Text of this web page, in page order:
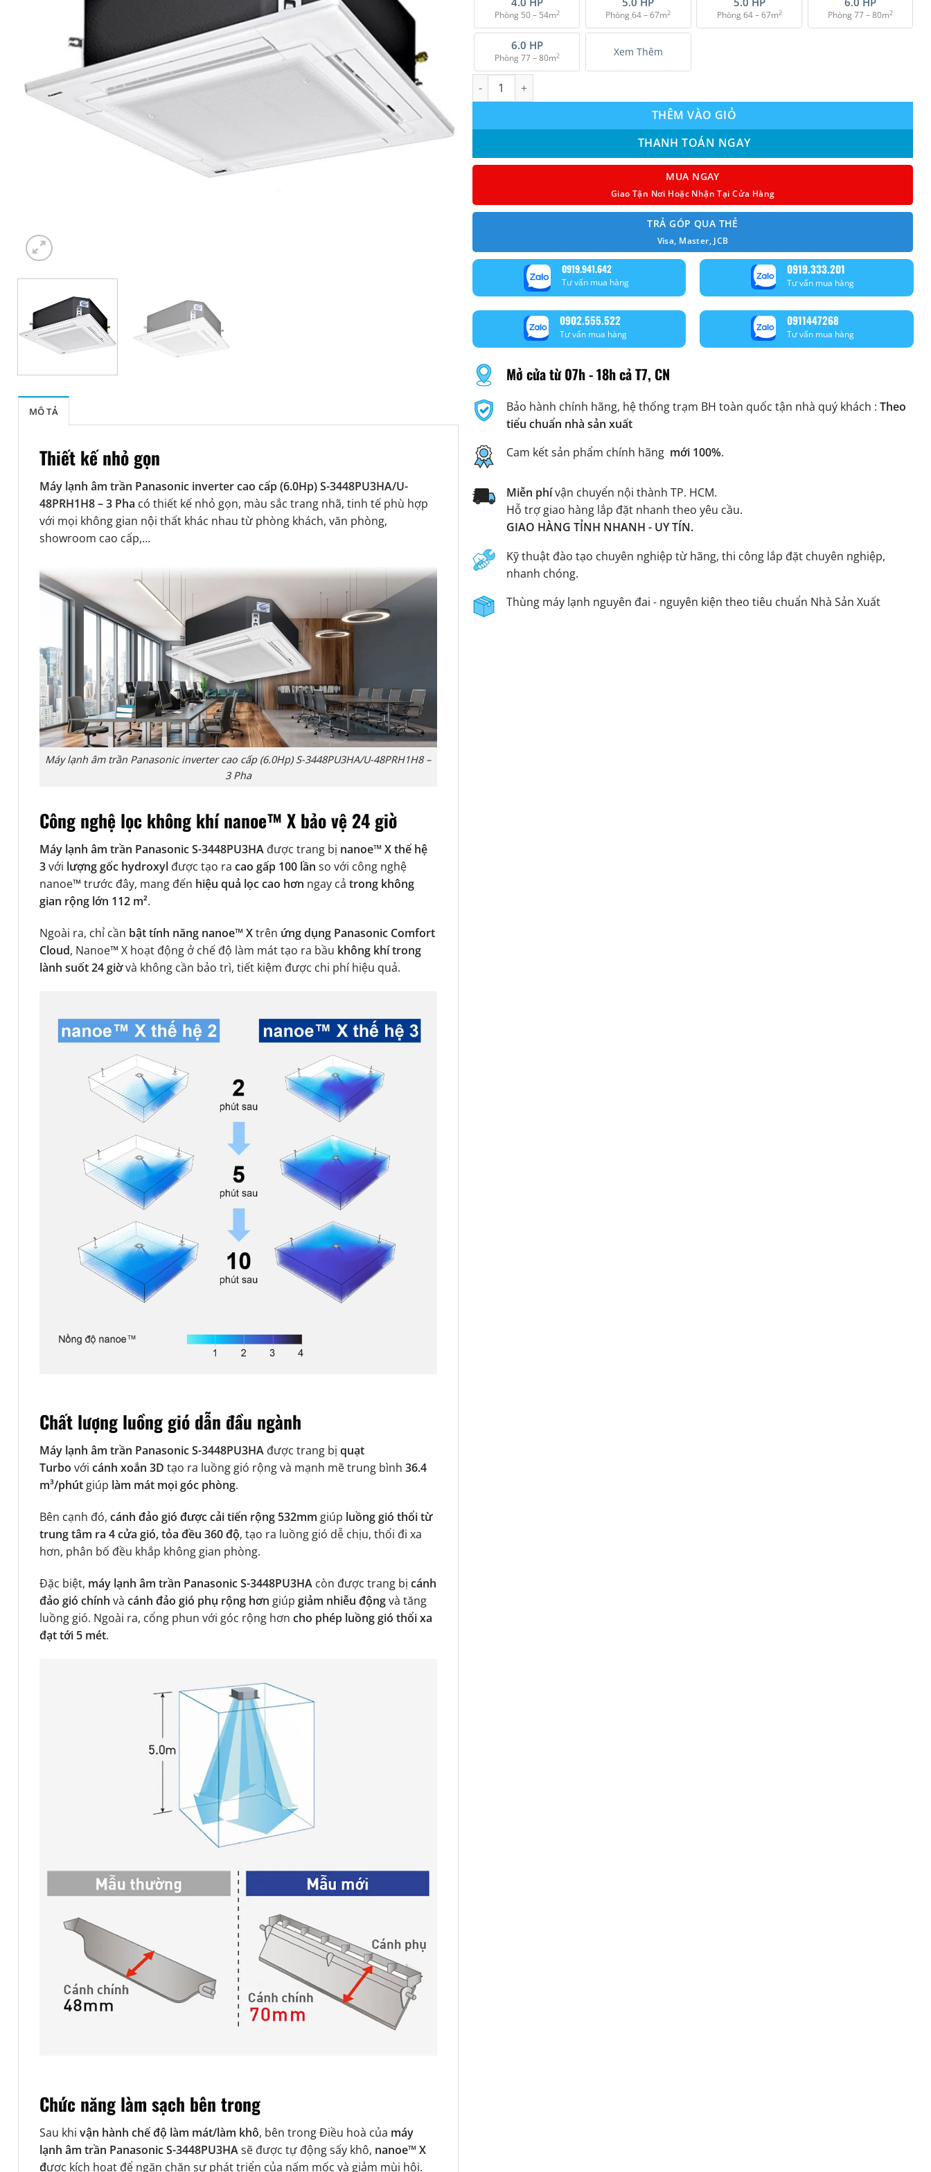
MÔ TẢ
Thiết kế nhỏ gọn
Máy lạnh âm trần Panasonic inverter cao cấp (6.0Hp) S-3448PU3HA/U-
48PRH1H8 – 3 Pha có thiết kế nhỏ gọn, màu sắc trang nhã, tinh tế phù hợp
với mọi không gian nội thất khác nhau từ phòng khách, văn phòng,
showroom cao cấp,…
Máy lạnh âm trần Panasonic inverter cao cấp (6.0Hp) S-3448PU3HA/U-48PRH1H8 –
3 Pha
Công nghệ lọc không khí nanoe™ X bảo vệ 24 giờ
Máy lạnh âm trần Panasonic S-3448PU3HA được trang bị nanoe™ X thế hệ
3với lượng gốc hydroxylđược tạo ra cao gấp 100 lần so với công nghệ
nanoe™ trước đây, mang đến hiệu quả lọc cao hơn ngay cả trong không
gian rộng lớn 112 m².
Ngoài ra, chỉ cần bật tính năng nanoe™ Xtrên ứng dụng Panasonic Comfort
Cloud, Nanoe™ X hoạt động ở chế độ làm mát tạo ra bầu không khí trong
lành suốt 24 giờvà không cần bảo trì, tiết kiệm được chi phí hiệu quả.
Chất lượng luồng gió dẫn đầu ngành
Máy lạnh âm trần Panasonic S-3448PU3HAđược trang bị quạt
Turbo với cánh xoắn 3D tạo ra luồng gió rộng và mạnh mẽ trung bình 36.4
m³/phútgiúp làm mát mọi góc phòng.
Bên cạnh đó, cánh đảo gió được cải tiến rộng 532mm giúp luồng gió thổi từ
trung tâm ra 4 cửa gió, tỏa đều 360 độ, tạo ra luồng gió dễ chịu, thổi đi xa
hơn, phân bố đều khắp không gian phòng.
Đặc biệt, máy lạnh âm trần Panasonic S-3448PU3HA còn được trang bị cánh
đảo gió chính và cánh đảo gió phụ rộng hơn giúp giảm nhiễu độngvà tăng
luồng gió. Ngoài ra, cổng phun với góc rộng hơn cho phép luồng gió thổi xa
đạt tới 5 mét.
Chức năng làm sạch bên trong
Sau khi vận hành chế độ làm mát/làm khô, bên trong Điều hoà của máy
lạnh âm trần Panasonic S-3448PU3HAsẽ được tự động sấy khô, nanoe™ X
được kích hoạt để ngăn chặn sự phát triển của nấm mốc và giảm mùi hôi.
Phòng 50 – 54m2 Phòng 64 – 67m2 Phòng 64 – 67m2 Phòng 77 – 80m2
6.0 HP
Phòng 77 – 80m2 Xem Thêm
Máy lạnh âm trần Panasonic inverter cao cấp (6.0Hp) S-3448PU3HA/U-48PRH1H8 - 3 Pha số lượng
THÊM VÀO GIỎ
THANH TOÁN NGAY
MUA NGAY
Giao Tận Nơi Hoặc Nhận Tại Cửa Hàng
TRẢ GÓP QUA THẺ
Visa, Master, JCB
0919.941.642
Tư vấn mua hàng
0919.333.201
Tư vấn mua hàng
0902.555.522
Tư vấn mua hàng
0911447268
Tư vấn mua hàng
Mở cửa từ 07h - 18h cả T7, CN
Bảo hành chính hãng, hệ thống trạm BH toàn quốc tận nhà quý khách : Theo
tiểu chuẩn nhà sản xuất
Cam kết sản phẩm chính hãng mới 100%.
Miễn phívận chuyển nội thành TP. HCM.
Hỗ trợ giao hàng lắp đặt nhanh theo yêu cầu.
GIAO HÀNG TỈNH NHANH - UY TÍN.
Kỹ thuật đào tạo chuyên nghiệp từ hãng, thi công lắp đặt chuyên nghiệp,
nhanh chóng.
Thùng máy lạnh nguyên đai - nguyên kiện theo tiêu chuẩn Nhà Sản Xuất